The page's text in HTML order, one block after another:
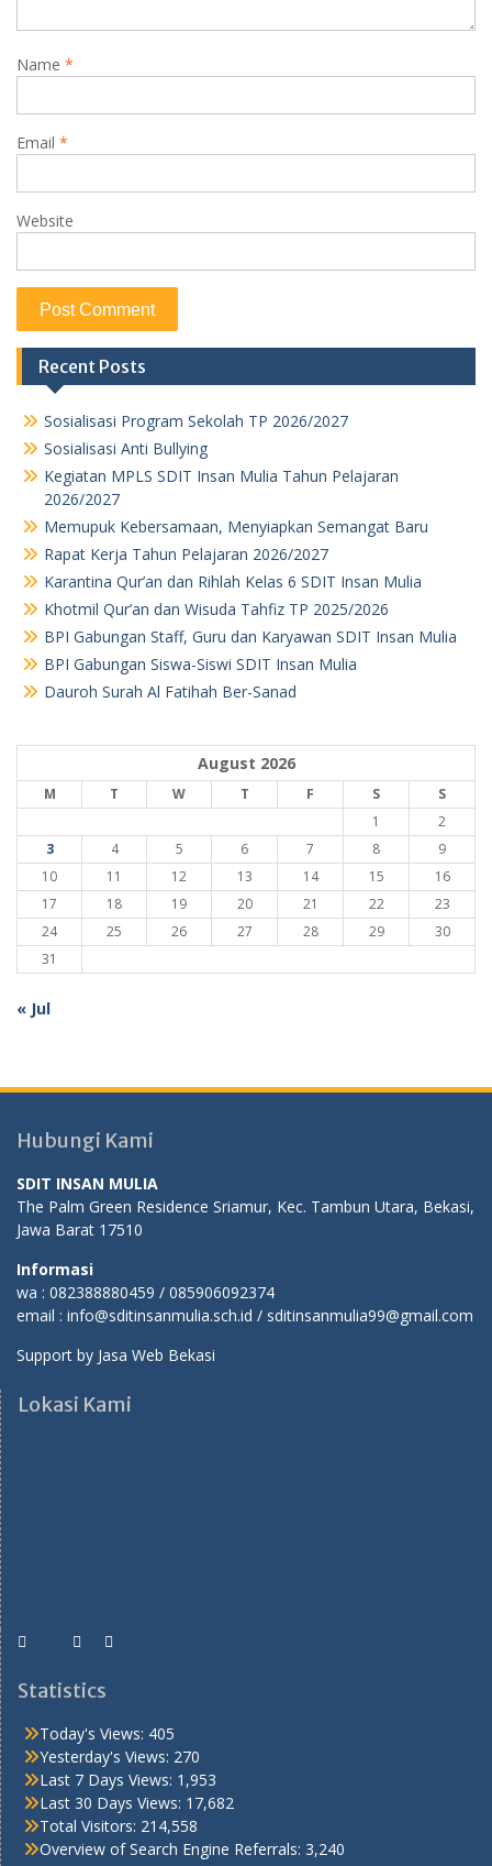
Name *
Email *
Website
Recent Posts
Sosialisasi Program Sekolah TP 2026/2027
Sosialisasi Anti Bullying
Kegiatan MPLS SDIT Insan Mulia Tahun Pelajaran
2026/2027
Memupuk Kebersamaan, Menyiapkan Semangat Baru
Rapat Kerja Tahun Pelajaran 2026/2027
Karantina Qur’an dan Rihlah Kelas 6 SDIT Insan Mulia
Khotmil Qur’an dan Wisuda Tahfiz TP 2025/2026
BPI Gabungan Staff, Guru dan Karyawan SDIT Insan Mulia
BPI Gabungan Siswa-Siswi SDIT Insan Mulia
Dauroh Surah Al Fatihah Ber-Sanad
August 2026
M T W T F S
S
1
2
3
4 5 6 7 8
9
10
11 12 13 14 15
16
17
18 19 20 21 22
23
24
25 26 27 28 29
30
31
« Jul
Hubungi Kami
SDIT INSAN MULIA
The Palm Green Residence Sriamur, Kec. Tambun Utara, Bekasi,
Jawa Barat 17510
Informasi
wa : 082388880459 / 085906092374
email : info@sditinsanmulia.sch.id / sditinsanmulia99@gmail.com
Support by Jasa Web Bekasi
Lokasi Kami
Statistics
Today's Views: 405
Yesterday's Views: 270
Last 7 Days Views: 1,953
Last 30 Days Views: 17,682
Total Visitors: 214,558
Overview of Search Engine Referrals: 3,240